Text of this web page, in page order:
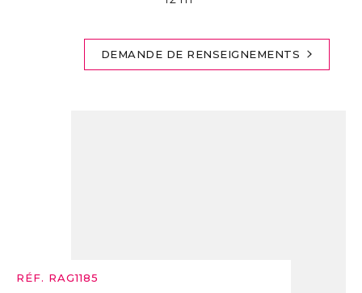
DEMANDE DE RENSEIGNEMENTS
RÉF. RAG1185